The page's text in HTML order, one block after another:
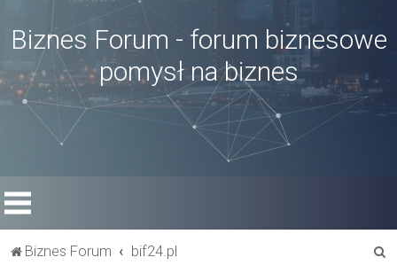
Biznes Forum - forum biznesowe
pomysł na biznes
Biznes Forum bif24.pl